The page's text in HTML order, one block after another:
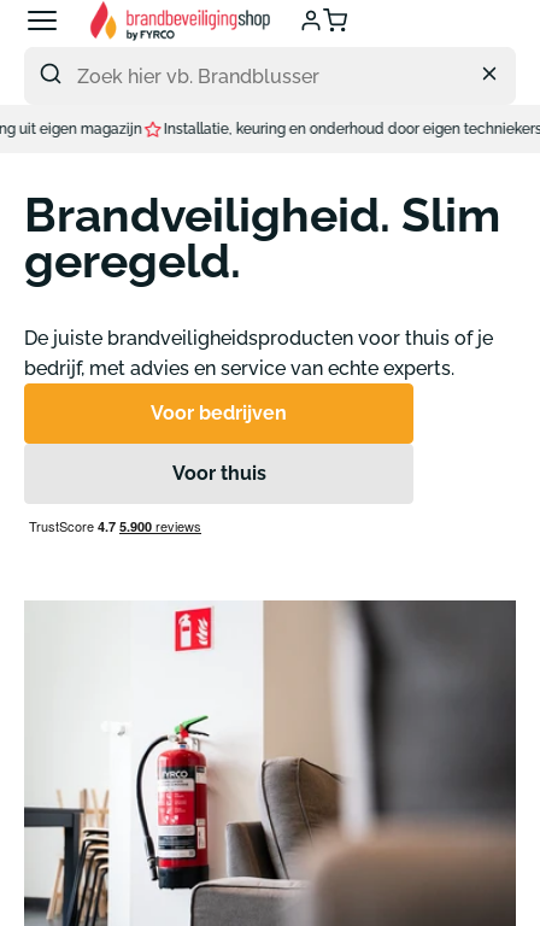
Meteen
naar
content
Installatie, keuring en onderhoud door eigen techniekers.
Brandveiligheid. Slim
geregeld.
De juiste brandveiligheidsproducten voor thuis of je
bedrijf, met advies en service van echte experts.
Voor bedrijven
Voor thuis